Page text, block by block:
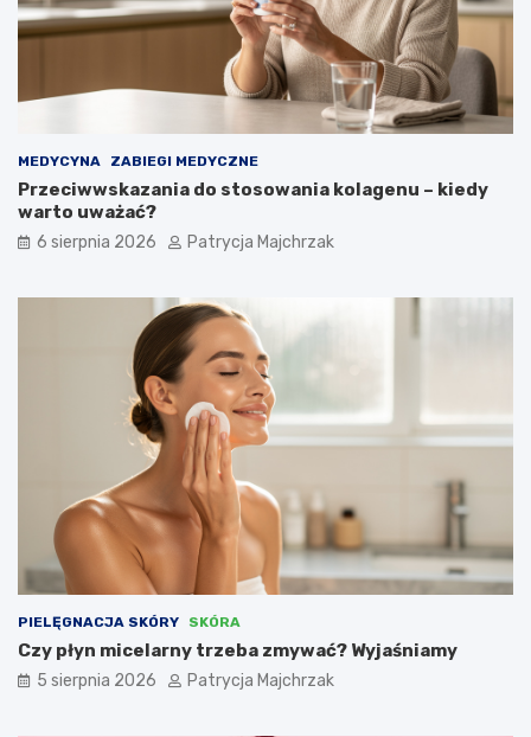
MEDYCYNA ZABIEGI MEDYCZNE
Przeciwwskazania do stosowania kolagenu – kiedy
warto uważać?
6 sierpnia 2026 Patrycja Majchrzak
PIELĘGNACJA SKÓRY SKÓRA
Czy płyn micelarny trzeba zmywać? Wyjaśniamy
5 sierpnia 2026 Patrycja Majchrzak